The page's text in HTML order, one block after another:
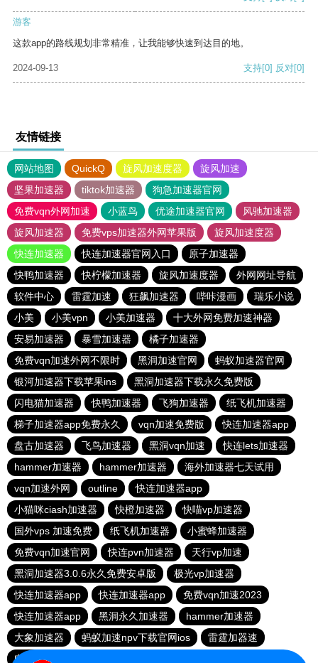
游客
这款app的路线规划非常精准，让我能够快速到达目的地。
2024-09-13 支持[0] 反对[0]
友情链接
网站地图 QuickQ 旋风加速度器
旋风加速
坚果加速器
tiktok加速器
狗急加速器官网
免费vqn外网加速
小蓝鸟 优途加速器官网
风驰加速器
旋风加速器
免费vps加速器外网苹果版
旋风加速度器
快连加速器
快连加速器官网入口
原子加速器
快鸭加速器
快柠檬加速器 旋风加速度器
外网网址导航
软件中心
雷霆加速 狂飙加速器 哔咔漫画
瑞乐小说
小美
小美vpn 小美加速器
十大外网免费加速神器
安易加速器
暴雪加速器
橘子加速器
免费vqn加速外网不限时
黑洞加速官网
蚂蚁加速器官网
银河加速器下载苹果ins
黑洞加速器下载永久免费版
闪电猫加速器
快鸭加速器 飞狗加速器
纸飞机加速器
梯子加速器app免费永久
vqn加速免费版
快连加速器app
盘古加速器
飞鸟加速器 黑洞vqn加速
快连lets加速器
hammer加速器
hammer加速器
海外加速器七天试用
vqn加速外网
outline
快连加速器app
小猫咪ciash加速器
快橙加速器
快喵vp加速器
国外vps 加速免费
纸飞机加速器
小蜜蜂加速器
免费vqn加速官网
快连pvn加速器
天行vp加速
黑洞加速器3.0.6永久免费安卓版
极光vp加速器
快连加速器app
快连加速器app
免费vqn加速2023
快连加速器app
黑洞永久加速器
hammer加速器
大象加速器
蚂蚁加速npv下载官网ios
雷霆加器速
电报telegeram加速器